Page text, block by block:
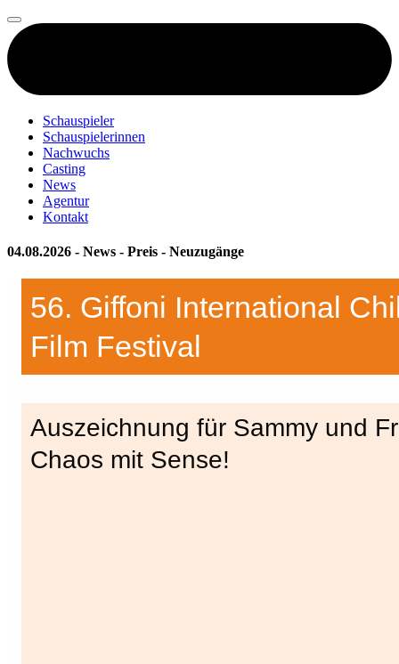
Schauspieler
Schauspielerinnen
Nachwuchs
Casting
News
Agentur
Kontakt
04.08.2026 - News - Preis - Neuzugänge
56. Giffoni International
Film Festival
Auszeichnung für Sammy und
Chaos mit Sense!